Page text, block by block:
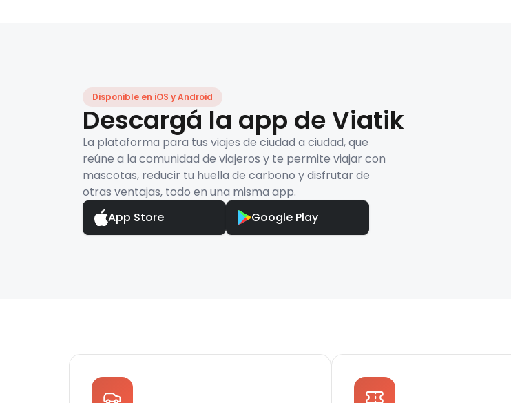
Disponible en iOS y Android
Descargá la app de Viatik
La plataforma para tus viajes de ciudad a ciudad, que
reúne a la comunidad de viajeros y te permite viajar con
mascotas, reducir tu huella de carbono y disfrutar de
otras ventajas, todo en una misma app.
App Store
Google Play